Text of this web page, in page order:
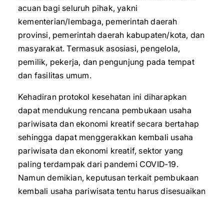
acuan bagi seluruh pihak, yakni
kementerian/lembaga, pemerintah daerah
provinsi, pemerintah daerah kabupaten/kota, dan
masyarakat. Termasuk asosiasi, pengelola,
pemilik, pekerja, dan pengunjung pada tempat
dan fasilitas umum.
Kehadiran protokol kesehatan ini diharapkan
dapat mendukung rencana pembukaan usaha
pariwisata dan ekonomi kreatif secara bertahap
sehingga dapat menggerakkan kembali usaha
pariwisata dan ekonomi kreatif, sektor yang
paling terdampak dari pandemi COVID-19.
Namun demikian, keputusan terkait pembukaan
kembali usaha pariwisata tentu harus disesuaikan